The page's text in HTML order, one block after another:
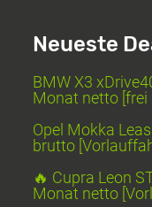
Neueste
BMW X3
Monat netto [frei
Opel Mokka
brutto
🔥 Cupra Leon
Monat netto